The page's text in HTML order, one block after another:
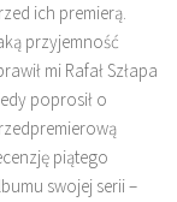
ich premierą.
przyjemność
mi Rafał Szłapa
poprosił o
piątego
swojej serii –